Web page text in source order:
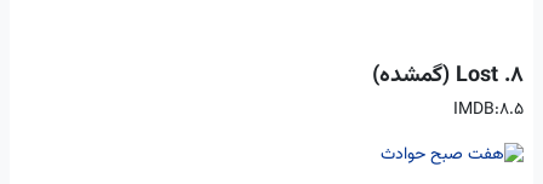
8. Lost (گمشده)
IMDB:8.5